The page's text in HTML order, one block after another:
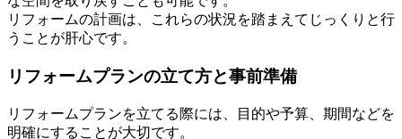
リフォームの計画は、これらの状況を踏まえてじっくりと行
うことが肝心です。
リフォームプランの立て方と事前準備
リフォームプランを立てる際には、目的や予算、期間などを
明確にすることが大切です。